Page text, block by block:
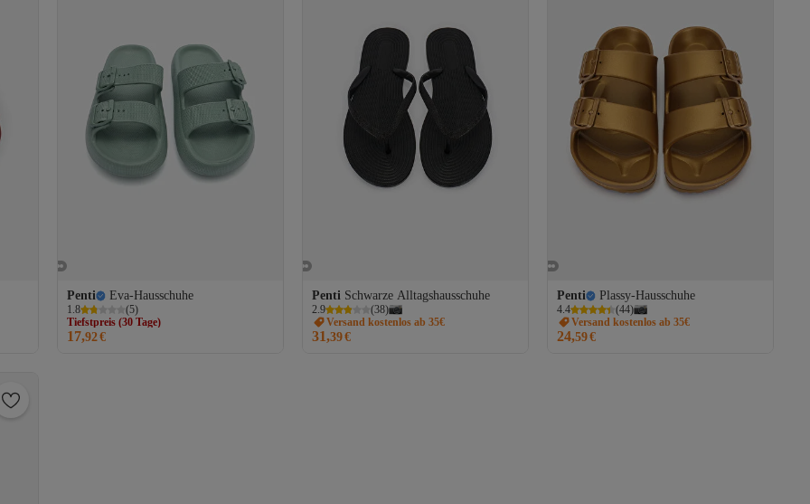
Penti Eva-Hausschuhe
1.8 (5)
Tiefstpreis (30 Tage)
Versand kostenlos ab 35€
Tiefstpreis (30 Tage)
17,92€
Penti Schwarze Alltagshausschuhe
2.9 (38)
Versand kostenlos ab 35€
31,39€
Penti Plassy-Hausschuhe
4.4 (44)
Versand kostenlos ab 35€
24,59€